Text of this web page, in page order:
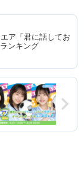
ア「君に話してお
ンキング